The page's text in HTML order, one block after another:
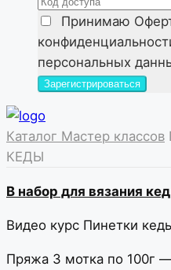
Принимаю
персональных
Каталог Мастер классов
КЕДЫ
В набор для вязания
Видео курс Пинетки
Пряжа 3 мотка по 100г